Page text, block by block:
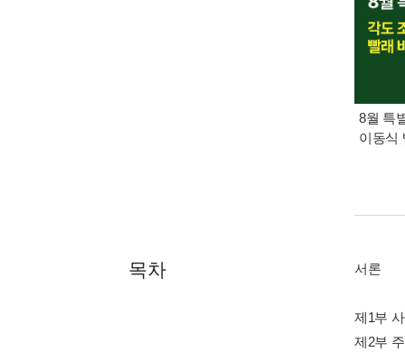
8월 특
이동식
목차 서론
제1부
제2부